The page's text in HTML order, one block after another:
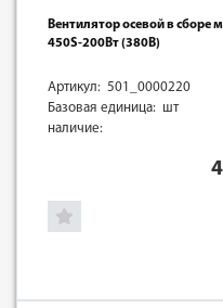
Вентилятор осевой в
450S-200Вт (380В)
Артикул: 501_0000220
Базовая единица: шт
наличие: